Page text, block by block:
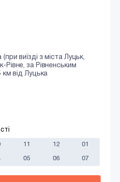
(при виїзді з міста Луцьк,
Рівне, за Рівненським
км від Луцька
11 12 01
05 06 07